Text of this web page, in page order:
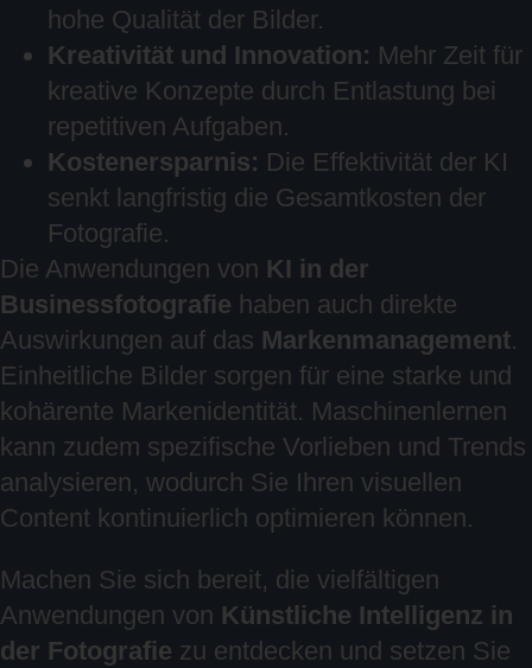
hohe Qualität der Bilder.
Kreativität und Innovation: Mehr Zeit für
kreative Konzepte durch Entlastung bei
repetitiven Aufgaben.
Kostenersparnis: Die Effektivität der KI
senkt langfristig die Gesamtkosten der
Fotografie.
Die Anwendungen von KI in der
Businessfotografie haben auch direkte
Auswirkungen auf das Markenmanagement.
Einheitliche Bilder sorgen für eine starke und
kohärente Markenidentität. Maschinenlernen
kann zudem spezifische Vorlieben und Trends
analysieren, wodurch Sie Ihren visuellen
Content kontinuierlich optimieren können.
Machen Sie sich bereit, die vielfältigen
Anwendungen von Künstliche Intelligenz in
der Fotografie zu entdecken und setzen Sie